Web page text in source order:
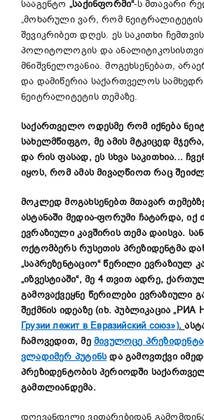
სააგენტო „საქინფორმი“-ს მთავარი
„მოხარული ვარ, რომ ნეიტრალიტეტის
შევიკრიბეთ დღეს. ეს საკითხი
პოლიტოლოგის და
მნიშვნელოვანია. მოგეხსენებათ,
და დამიწერია საქართველოს
ნეიტრალიტეტის თემაზე.
საქართველო ოდესმე რომ იქნება
სახელმწიფგო, მე ამის მტკიცედ მჯერა,
და რის ფასად, ეს სხვა საკითხია...
იყოს,რომ ამას მივაღწიოთ რაც
მოკლედ მოგახსენებთ მთავარ
ასტანაში მედია-ფორუმი ჩატარდა, იქ
ევრაზიული კავშირის თემა დაისვა.
ოქტომბერს რუსეთის პრეზიდენტმა
„საპრეზენტაციო“ წერილი ევრაზიულ
„იზვესტიაში“, მე 4 თვით ადრე,
გამოვაქვეყნე წერილები ევრაზიული
შექმნის იდეაზე (იხ. პუბლიკაცია „РИА
Грузии лежит в Евразийский союз»).
ჩამოვედით, მე მივულოცე
ვლადიმერ პუტინსდა გამოვთქვი
პრეზიდენტობის პერიოდში
გამთლიანდემა.
დღევანდელი ვითარებიდან